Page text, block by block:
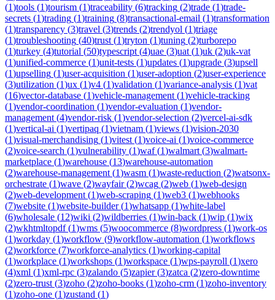
(1)tools (1)tourism (1)traceability (6)tracking (2)trade (1)trade-
secrets (1)trading (1)training (8)transactional-email (1)transformation
(1)transparency (3)travel (3)trends (2)trendyol (1)triage
(1)troubleshooting (40)trust (1)tryton (1)tuning (2)turborepo
(1)turkey (4)tutorial (50)typescript (4)uae (3)uat (1)uk (2)uk-vat
(1)unified-commerce (1)unit-tests (1)updates (1)upgrade (3)upsell
(1)upselling (1)user-acquisition (1)user-adoption (2)user-experience
(3)utilization (1)ux (1)v4 (1)validation (1)variance-analysis (1)vat
(16)vector-database (1)vehicle-management (1)vehicle-tracking
(1)vendor-coordination (1)vendor-evaluation (1)vendor-
management (4)vendor-risk (1)vendor-selection (2)vercel-ai-sdk
(1)vertical-ai (1)vertipaq (1)vietnam (1)views (1)vision-2030
(1)visual-merchandising (1)vitest (1)voice-ai (1)voice-commerce
(2)voice-search (1)vulnerability (1)waf(1)walmart (3)walmart-
marketplace (1)warehouse (13)warehouse-automation
(2)warehouse-management (1)wasm (1)waste-reduction (2)watsonx-
orchestrate (1)wave (2)wayfair(2)wcag (2)web (1)web-design
(2)web-development (1)web-scraping (1)web3 (1)webhooks
(7)website (1)website-builder(1)whatsapp (1)white-label
(6)wholesale (12)wiki (2)wildberries (1)win-back (1)wip (1)wix
(2)wkhtmltopdf(1)wms (5)woocommerce (8)wordpress (1)work-os
(1)workday (1)workflow (9)workflow-automation (1)workflows
(2)workforce (7)workforce-analytics (1)working-capital
(1)workplace (1)workshops (1)workspace (1)wps-payroll (1)xero
(4)xml (1)xml-rpc (3)zalando (5)zapier(3)zatca (2)zero-downtime
(2)zero-trust (3)zoho (2)zoho-books (1)zoho-crm (1)zoho-inventory
(1)zoho-one (1)zustand (1)